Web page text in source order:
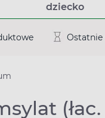
dziecko
Ostatnie